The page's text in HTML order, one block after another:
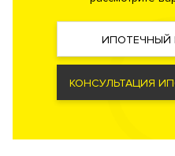
ИПОТЕЧНЫЙ
КОНСУЛЬТАЦИЯ